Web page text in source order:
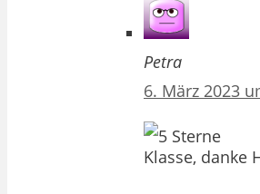
Petra
6. März 2023
Klasse, danke